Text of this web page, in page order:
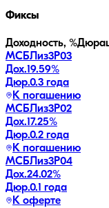
Фиксы
Доходность, %
МСБЛиз3P03
Дох.19.59%
Дюр.0.3 года
К погашению
МСБЛиз3P02
Дох.17.25%
Дюр.0.2 года
К погашению
МСБЛиз3P04
Дох.24.02%
Дюр.0.1 года
К оферте